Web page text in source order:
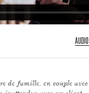
de famille, en couple